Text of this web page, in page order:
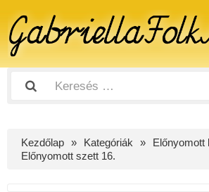
Kezdőlap Kategóriák
Előnyomott
Előnyomott szett 16.